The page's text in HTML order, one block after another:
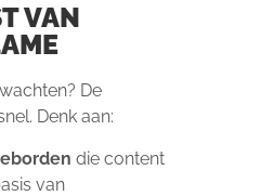
VAN
De
Denk aan:
die content
van